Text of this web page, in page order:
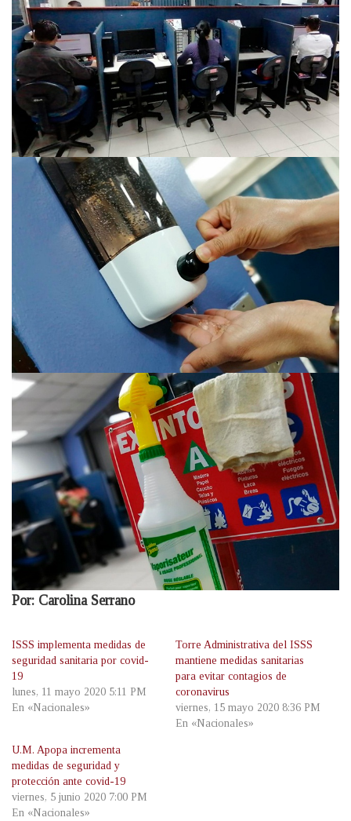
Por: Carolina Serrano
ISSS implementa medidas de
seguridad sanitaria por covid-
19
lunes, 11 mayo 2020 5:11 PM
En «Nacionales»
Torre Administrativa del ISSS
mantiene medidas sanitarias
para evitar contagios de
coronavirus
viernes, 15 mayo 2020 8:36 PM
En «Nacionales»
U.M. Apopa incrementa
medidas de seguridad y
protección ante covid-19
viernes, 5 junio 2020 7:00 PM
En «Nacionales»